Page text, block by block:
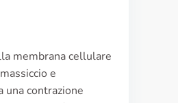
membrana cellulare
e
contrazione